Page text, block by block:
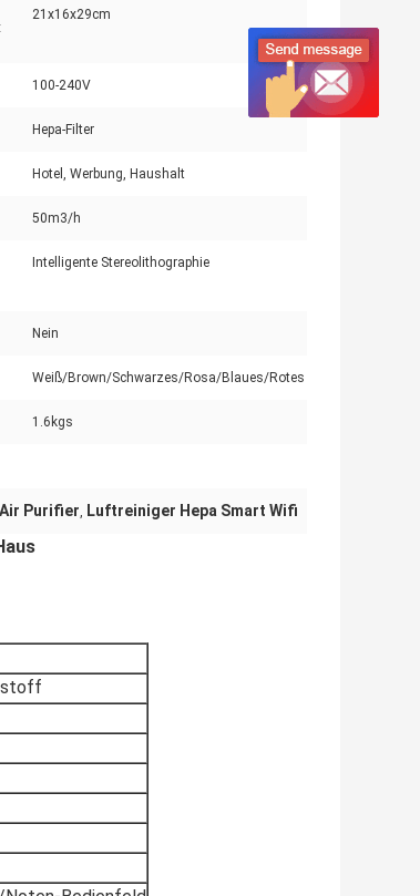
21x16x29cm
100-240V
Hepa-Filter
Hotel, Werbung, Haushalt
50m3/h
Intelligente Stereolithographie
Nein
Weiß/Brown/Schwarzes/Rosa/Blaues/Rotes
1.6kgs
Purifier, Luftreiniger Hepa Smart Wifi